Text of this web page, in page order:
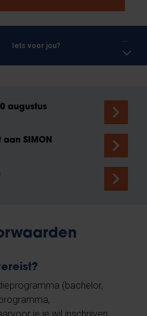
Iets voor jou?
augustus
aan SIMON
(bachelor,